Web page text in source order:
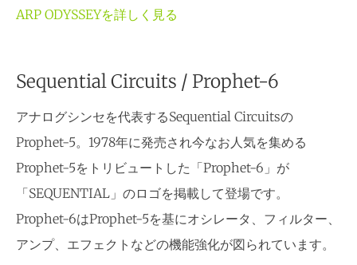
ARP ODYSSEYを詳しく見る
Sequential Circuits / Prophet-6
アナログシンセを代表するSequential Circuitsの
Prophet-5。1978年に発売され今なお人気を集める
Prophet-5をトリビュートした「Prophet-6」が
「SEQUENTIAL」のロゴを掲載して登場です。
Prophet-6はProphet-5を基にオシレータ、フィルター、
アンプ、エフェクトなどの機能強化が図られています。